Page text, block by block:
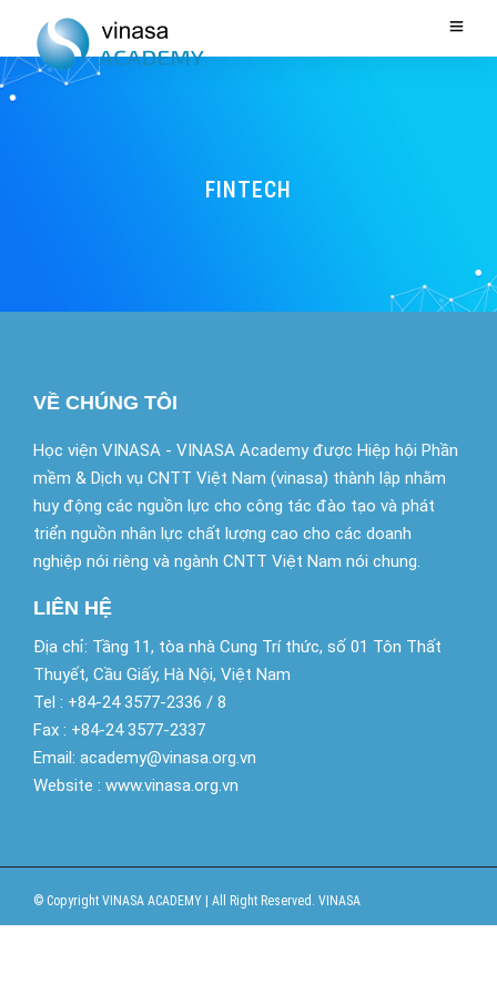
FINTECH
VỀ CHÚNG TÔI
Học viện VINASA - VINASA Academy được Hiệp hội Phần
mềm & Dịch vụ CNTT Việt Nam (vinasa) thành lập nhằm
huy động các nguồn lực cho công tác đào tạo và phát
triển nguồn nhân lực chất lượng cao cho các doanh
nghiệp nói riêng và ngành CNTT Việt Nam nói chung.
LIÊN HỆ
Địa chỉ: Tầng 11, tòa nhà Cung Trí thức, số 01 Tôn Thất
Thuyết, Cầu Giấy, Hà Nội, Việt Nam
Tel : +84-24 3577-2336 / 8
Fax : +84-24 3577-2337
Email: academy@vinasa.org.vn
Website : www.vinasa.org.vn
© Copyright VINASA ACADEMY | All Right Reserved. VINASA